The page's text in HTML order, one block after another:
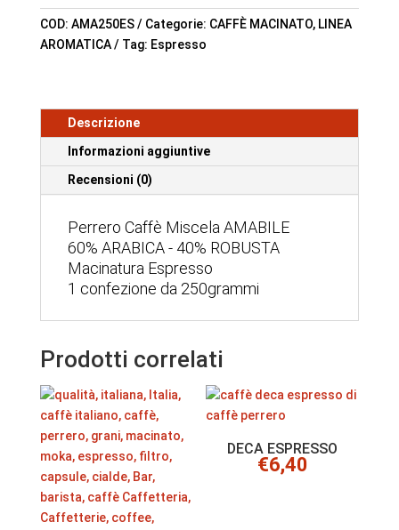
COD: AMA250ES Categorie: CAFFÈ MACINATO, LINEA
AROMATICA
Tag: Espresso
Descrizione
Informazioni aggiuntive
Recensioni (0)
Perrero Caffè Miscela AMABILE
60% ARABICA - 40% ROBUSTA
Macinatura Espresso
1 confezione da 250grammi
Prodotti correlati
DECA ESPRESSO
€6,40